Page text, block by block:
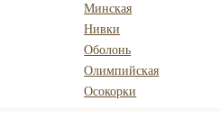
Минская
Нивки
Оболонь
Олимпийская
Осокорки